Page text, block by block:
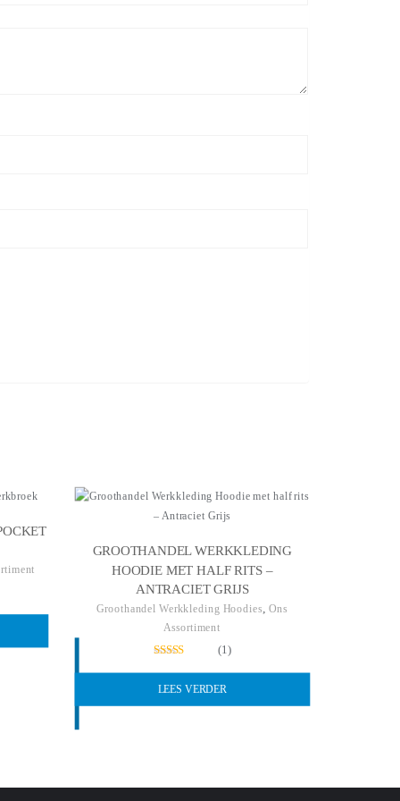
GROOTHANDEL WERKKLEDING
HOODIE MET HALF RITS –
ANTRACIET GRIJS
Groothandel Werkkleding Hoodies Ons
Assortiment
uit 5
(1)
LEES VERDER